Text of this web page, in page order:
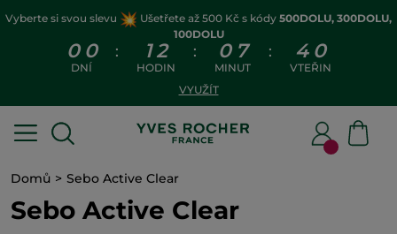
Vyberte si svou slevu Ušetřete až 500 Kč s kódy 500DOLU, 300DOLU,
100DOLU
0 0
DNÍ
: 1 2
HODIN
: 0 7
MINUT
: 4 0
VTEŘIN
VYUŽÍT
Domů Sebo Active Clear
Sebo Active Clear